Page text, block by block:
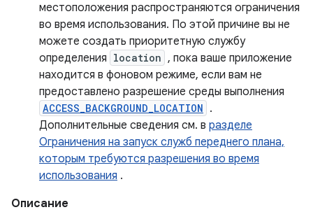
местоположения распространяются ограничения
во время использования. По этой причине вы не
можете создать приоритетную службу
определения location , пока ваше приложение
находится в фоновом режиме, если вам не
предоставлено разрешение среды выполнения
ACCESS_BACKGROUND_LOCATION .
Дополнительные сведения см. в разделе
Ограничения на запуск служб переднего плана,
которым требуются разрешения во время
использования .
Описание